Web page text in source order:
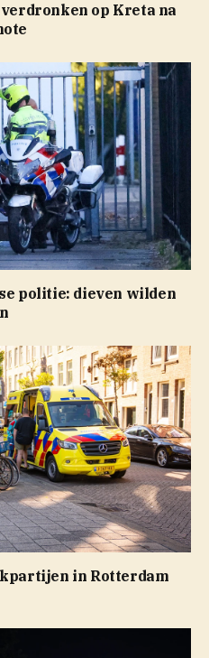
op Kreta na
politie: dieven wilden
in Rotterdam